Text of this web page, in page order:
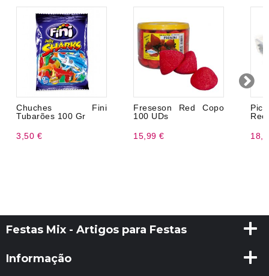
Chuches Fini
Tubarões 100 Gr
3,50 €
Freseson Red Copo
100 UDs
15,99 €
Festas Mix - Artigos para Festas
Informação